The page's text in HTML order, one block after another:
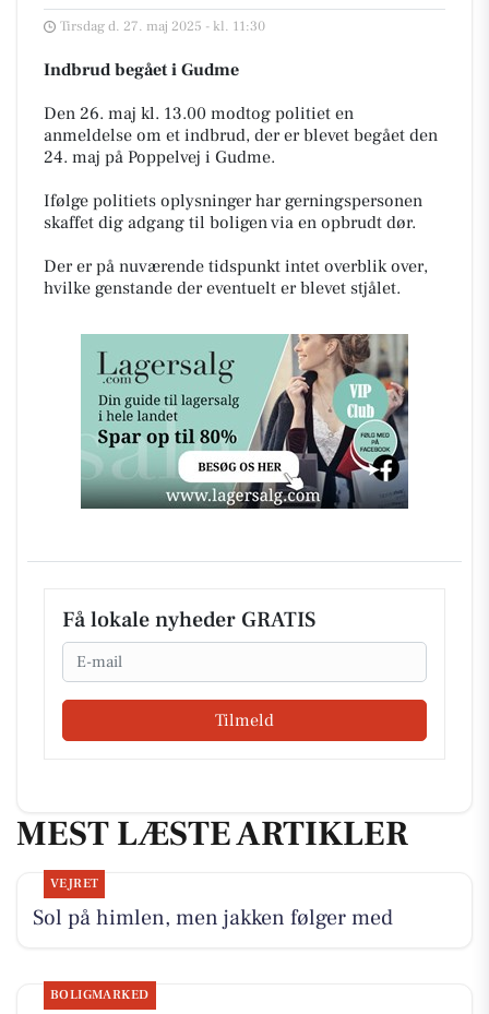
Tirsdag d. 27. maj 2025 - kl. 11:30
Indbrud begået i Gudme
Den 26. maj kl. 13.00 modtog politiet en
anmeldelse om et indbrud, der er blevet begået den
24. maj på Poppelvej i Gudme.
Ifølge politiets oplysninger har gerningspersonen
skaffet dig adgang til boligen via en opbrudt dør.
Der er på nuværende tidspunkt intet overblik over,
hvilke genstande der eventuelt er blevet stjålet.
Få lokale nyheder GRATIS
Email
Tilmeld
MEST LÆSTE ARTIKLER
VEJRET
Sol på himlen, men jakken følger med
BOLIGMARKED